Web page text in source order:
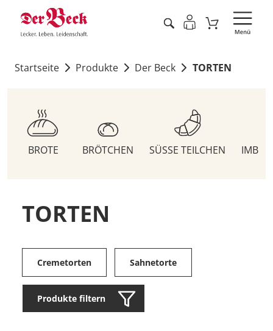
Startseite Produkte Der Beck TORTEN
BROTE BRÖTCHEN SÜSSE TEILCHEN
TORTEN
Cremetorten Sahnetorte
Produkte filtern